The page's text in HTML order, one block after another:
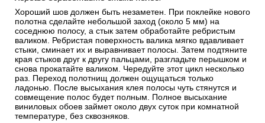
«перышко» или резиновый валик.
Постоянно проверяйте полотнища.
При работе постоянно осматривайте наклеенные полосы –
нет ли складок, неровностей и воздушных пузырей.
Хорошо обработайте стыки полос.
Хороший шов должен быть незаметен. При поклейке нового
полотна сделайте небольшой заход (около 5 мм) на